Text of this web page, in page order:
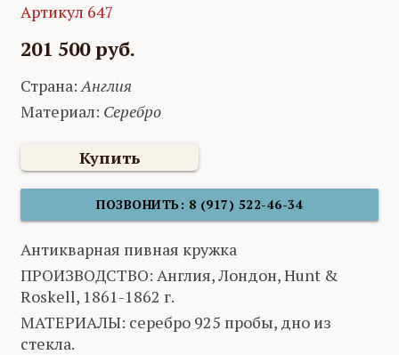
Артикул 647
201 500 руб.
Страна:Англия
Материал: Серебро
Купить
ПОЗВОНИТЬ: 8 (917) 522-46-34
Антикварная пивная кружка
ПРОИЗВОДСТВО: Англия, Лондон, Hunt &
Roskell, 1861-1862 г.
МАТЕРИАЛЫ: серебро 925 пробы, дно из
стекла.